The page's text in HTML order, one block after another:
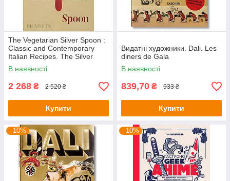
The Vegetarian Silver Spoon :
Classic and Contemporary
Italian Recipes. The Silver
Spoon Kitchen
В наявності
2 268 ₴ 2 520 ₴
Купити
Видатні художники. Dali. Les
diners de Gala
В наявності
839,70 ₴ 933 ₴
Купити
–10% –10%